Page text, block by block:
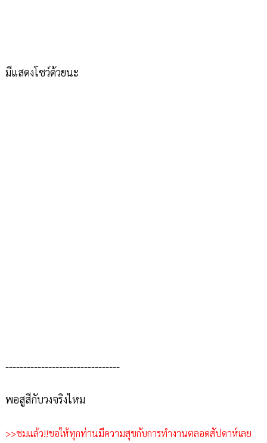
มีแสดงโชว์ด้วยนะ
--------------------------------
พอสูสีกับวงจริงไหม
>>ชมแล้ว!!ขอให้ทุกท่านมีความสุขกับการทำงานตลอดสัปดาห์เลย